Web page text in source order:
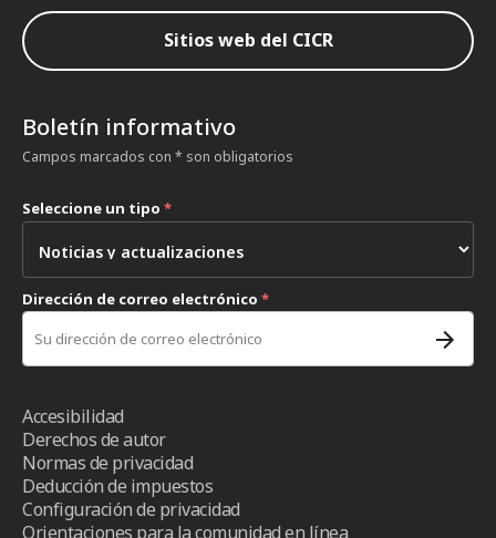
Sitios web del CICR
Boletín informativo
Campos marcados con * son obligatorios
Seleccione un tipo *
Dirección de correo electrónico *
Accesibilidad
Derechos de autor
Normas de privacidad
Deducción de impuestos
Configuración de privacidad
Orientaciones para la comunidad en línea